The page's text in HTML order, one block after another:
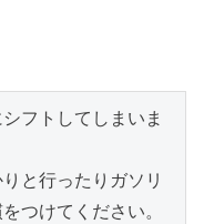
フトしてしまいま
と行ったりガソリ
つけてください。